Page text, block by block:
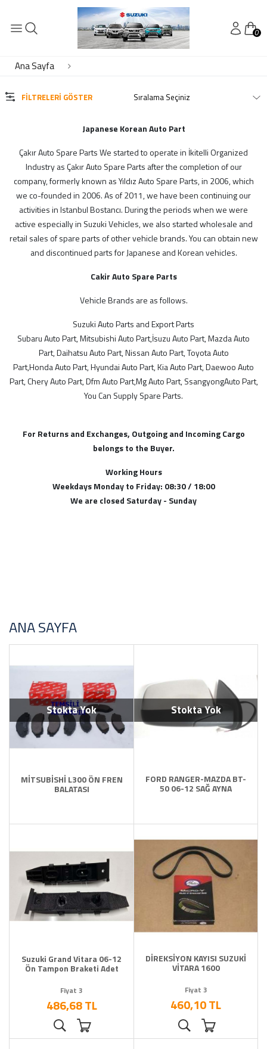
0
KATEGORİLER
Bmw Yedek Parça
Byd Yedek Parça
DAİHATSU
Daihatsu Yedek Parça
Dfm Dfsk Yedek Parça
Ford Yedek Parça
Geely Yedek Parça
Honda Yedek Parça
Mercedes Yedek Parça
Mg Yedek Parça
Mitsubishi Yedek Parça
Nissan Yedek Parça
Peugeot Yedek Parça
Ssangyong Yedek Parça
Subaru Yedek Parça
STOK DURUMU
Sadece Stoktakiler
FİYAT ARALIĞI
Ana Sayfa
FILTRELERI GÖSTER
Japanese Korean Auto Part
Çakır Auto Spare Parts We started to operate in İkitelli Organized
Industry as Çakır Auto Spare Parts after the completion of our
company, formerly known as Yıldız Auto Spare Parts, in 2006, which
we co-founded in 2006. As of 2011, we have been continuing our
activities in Istanbul Bostancı. During the periods when we were
active especially in Suzuki Vehicles, we also started wholesale and
retail sales of spare parts of other vehicle brands. You can obtain new
and discontinued parts for Japanese and Korean vehicles.
Cakir Auto Spare Parts
Vehicle Brands are as follows.
Suzuki Auto Parts and Export Parts
Subaru Auto Part, Mitsubishi Auto Part,İsuzu Auto Part, Mazda Auto
Part, Daihatsu Auto Part, Nissan Auto Part, Toyota Auto
Part,Honda Auto Part, Hyundai Auto Part, Kia Auto Part, Daewoo Auto
Part, Chery Auto Part, Dfm Auto Part,Mg Auto Part, SsangyongAuto Part,
You Can Supply Spare Parts.
For Returns and Exchanges, Outgoing and Incoming Cargo
belongs to the Buyer.
Working Hours
Weekdays Monday to Friday: 08:30 / 18:00
We are closed Saturday - Sunday
ANA SAYFA
Stokta Yok
MİTSUBİSHİ L300 ÖN FREN
BALATASI
Stokta Yok
FORD RANGER-MAZDA BT-
50 06-12 SAĞ AYNA
Suzuki Grand Vitara 06-12
Ön Tampon Braketi Adet
Fiyat 3
486,68 TL
DİREKSİYON KAYISI SUZUKİ
VİTARA 1600
Fiyat 3
460,10 TL